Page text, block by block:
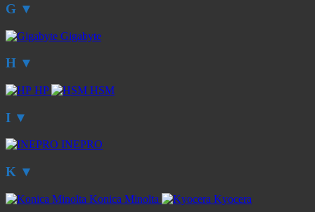
G ▼
Gigabyte
H ▼
HP HSM
I ▼
INEPRO
K ▼
Konica Minolta Kyocera